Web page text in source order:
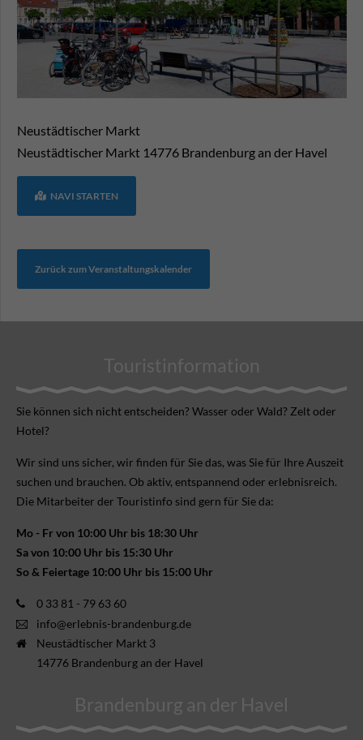
Neustädtischer Markt
Neustädtischer Markt 14776 Brandenburg an der Havel
NAVI STARTEN
Zurück zum Veranstaltungskalender
Touristinformation
Sie können sich nicht ent­scheiden? Wasser oder Wald? Zelt oder
Hotel?
Wir sind uns sicher, wir finden für Sie das, was Sie für Ihre Aus­zeit
suchen und brauchen. Ob aktiv, ent­spannend oder erlebnis­reich.
Die Mitarbeiter der Touristinfo sind gern für Sie da:
Mo - Fr von 10:00 Uhr bis 18:30 Uhr
Sa von 10:00 Uhr bis 15:30 Uhr
So & Feiertage 10:00 Uhr bis 15:00 Uhr
0 33 81 - 79 63 60
info@erlebnis-brandenburg.de
Neustädtischer Markt 3
14776 Brandenburg an der Havel
Brandenburg an der Havel